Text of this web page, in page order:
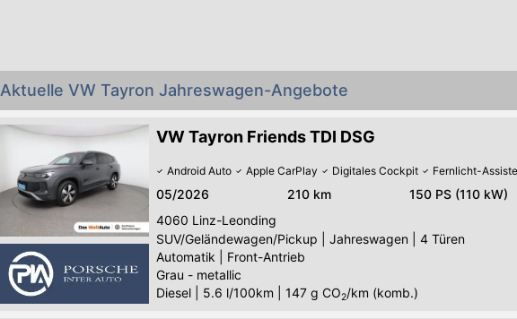
Aktuelle VW Tayron Jahreswagen-Angebote
VW Tayron Friends TDI DSG
Android Auto Apple CarPlay Digitales Cockpit Fernlicht-
05/2026 210 km 150 PS (110 kW)
4060 Linz-Leonding
SUV/Geländewagen/Pickup
Jahreswagen
4 Türen
Automatik
Front-Antrieb
Grau - metallic
Diesel
5.6 l/100km 147 g CO2/km (komb.)